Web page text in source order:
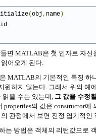
(obj , name )
id
면 MATLAB은 첫 인자로 자
어오게 된다.
MATLAB의 기본적인 특징
원하지 않는다. 그래서 위의
읽을 수는 있는데, 그 값을 수정
properties의 값은 constructor
관점에서 보면 진정 엽기적인
는 방법은 객체의 리턴값으로